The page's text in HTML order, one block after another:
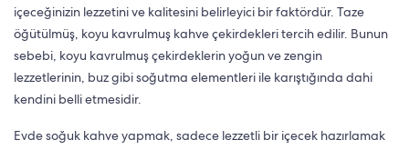
içeceğinizin lezzetini ve kalitesini belirleyici bir faktördür. Taze
öğütülmüş, koyu kavrulmuş kahve çekirdekleri tercih edilir. Bunun
sebebi, koyu kavrulmuş çekirdeklerin yoğun ve zengin
lezzetlerinin, buz gibi soğutma elementleri ile karıştığında dahi
kendini belli etmesidir.
Evde soğuk kahve yapmak, sadece lezzetli bir içecek hazırlamak